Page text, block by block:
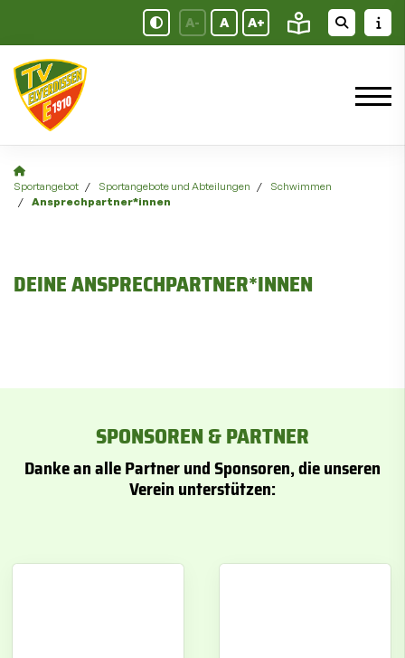
A- A A+
Sportangebot Sportangebote und Abteilungen
Schwimmen
Ansprechpartner*innen
DEINE ANSPRECHPARTNER*INNEN
SPONSOREN & PARTNER
Danke an alle Partner und Sponsoren, die unseren
Verein unterstützen: